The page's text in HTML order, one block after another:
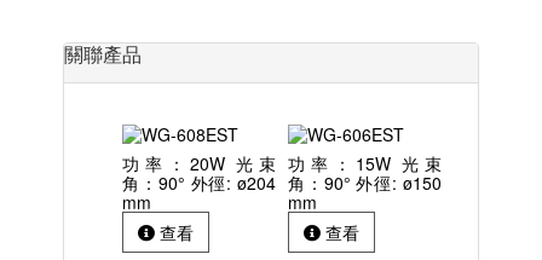
關聯產品
功率：20W 光束
角：90° 外徑: ø204
mm
查看
功率：15W 光束
角：90° 外徑: ø150
mm
查看